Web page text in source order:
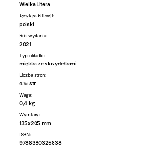
Wielka Litera
Język publikacji:
polski
Rok wydania:
2021
Typ okładki:
miękka ze skrzydełkami
Liczba stron:
416 str
Waga:
0,4 kg
Wymiary:
135x205 mm
ISBN:
9788380325838